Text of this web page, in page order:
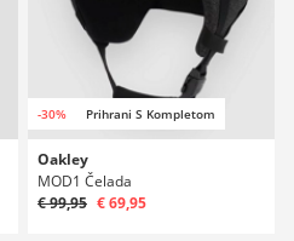
-30% Prihrani S Kompletom
Oakley
MOD1 Čelada
€ 99,95 € 69,95